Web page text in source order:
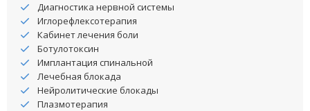
Диагностика нервной системы
Иглорефлексотерапия
Кабинет лечения боли
Ботулотоксин
Имплантация спинальной
Лечебная блокада
Нейролитические блокады
Плазмотерапия